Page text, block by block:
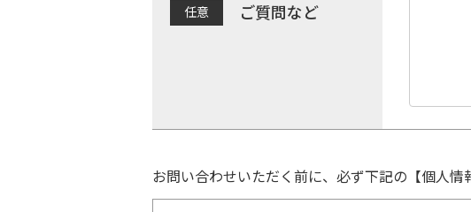
ご質問など
お問い合わせいただく前に、必ず下記の【個人情